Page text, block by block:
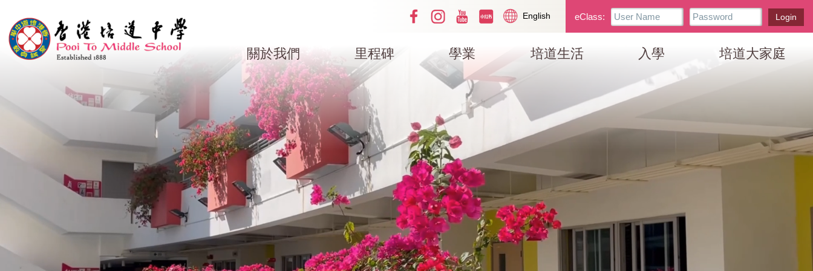
Social
Language
English
Login
Box
eClass:
Main
navigation
關於我們 里程碑 學業 培道生活 入學 培道大家庭